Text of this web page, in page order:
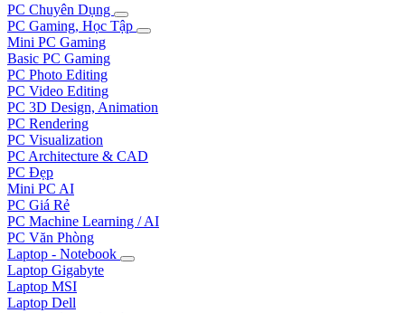
PC Chuyên Dụng
PC Gaming, Học Tập
Mini PC Gaming
Basic PC Gaming
PC Photo Editing
PC Video Editing
PC 3D Design, Animation
PC Rendering
PC Visualization
PC Architecture & CAD
PC Đẹp
Mini PC AI
PC Giá Rẻ
PC Machine Learning / AI
PC Văn Phòng
Laptop - Notebook
Laptop Gigabyte
Laptop MSI
Laptop Dell